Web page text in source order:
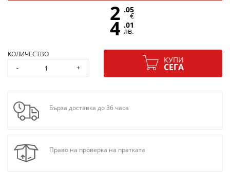
2 .05
€
4 .01
лв.
КОЛИЧЕСТВО
-
+
КУПИ
СЕГА
Бърза доставка до 36 часа
Право на проверка на пратката